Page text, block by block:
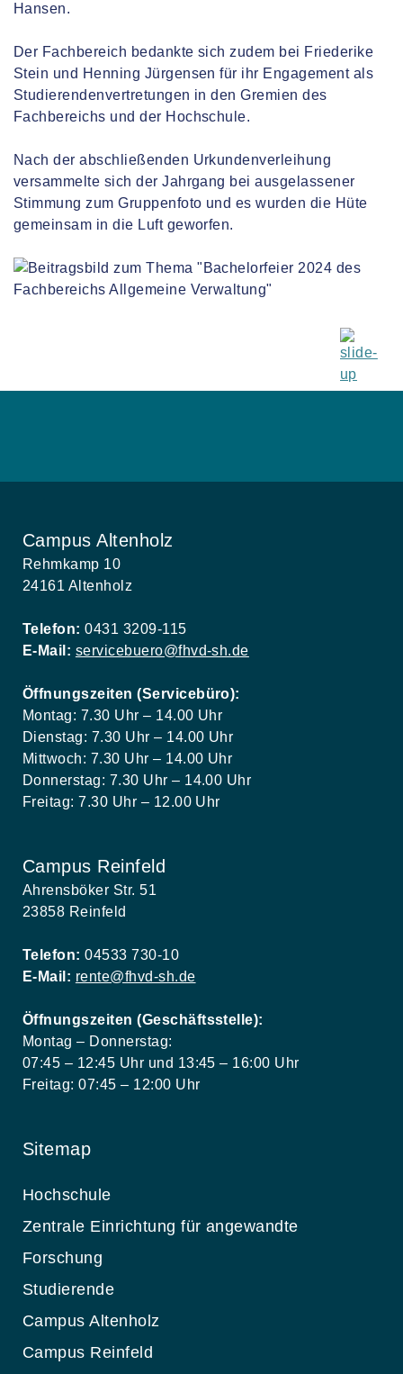
Hansen.
Der Fachbereich bedankte sich zudem bei Friederike
Stein und Henning Jürgensen für ihr Engagement als
Studierendenvertretungen in den Gremien des
Fachbereichs und der Hochschule.
Nach der abschließenden Urkundenverleihung
versammelte sich der Jahrgang bei ausgelassener
Stimmung zum Gruppenfoto und es wurden die Hüte
gemeinsam in die Luft geworfen.
Campus Altenholz
Rehmkamp 10
24161 Altenholz
Telefon: 0431 3209-115
E-Mail: servicebuero@fhvd-sh.de
Öffnungszeiten (Servicebüro):
Montag: 7.30 Uhr – 14.00 Uhr
Dienstag: 7.30 Uhr – 14.00 Uhr
Mittwoch: 7.30 Uhr – 14.00 Uhr
Donnerstag: 7.30 Uhr – 14.00 Uhr
Freitag: 7.30 Uhr – 12.00 Uhr
Campus Reinfeld
Ahrensböker Str. 51
23858 Reinfeld
Telefon: 04533 730-10
E-Mail: rente@fhvd-sh.de
Öffnungszeiten (Geschäftsstelle):
Montag – Donnerstag:
07:45 – 12:45 Uhr und 13:45 – 16:00 Uhr
Freitag: 07:45 – 12:00 Uhr
Sitemap
Hochschule
Zentrale Einrichtung für angewandte
Forschung
Studierende
Campus Altenholz
Campus Reinfeld